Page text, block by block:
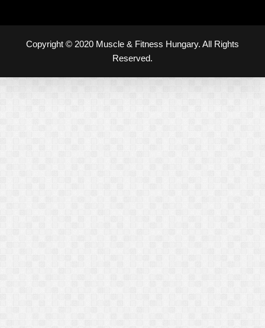
Copyright © 2020 Muscle & Fitness Hungary. All Rights
Reserved.